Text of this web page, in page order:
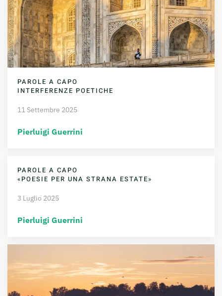
PAROLE A CAPO
INTERFERENZE POETICHE
11 Settembre 2025
Pierluigi Guerrini
PAROLE A CAPO
«POESIE PER UNA STRANA ESTATE»
3 Luglio 2025
Pierluigi Guerrini